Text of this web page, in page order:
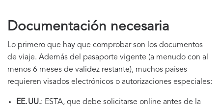
Documentación necesaria
Lo primero que hay que comprobar son los documentos
de viaje. Además del pasaporte vigente (a menudo con al
menos 6 meses de validez restante), muchos países
requieren visados electrónicos o autorizaciones especiales:
EE. UU.: ESTA, que debe solicitarse online antes de la